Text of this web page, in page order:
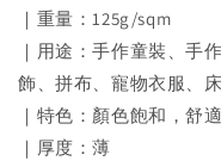
｜重量：125g/sqm
｜用途：手作童裝、手
飾、拼布、寵物衣服、
｜特色：顏色飽和，舒
｜厚度：薄